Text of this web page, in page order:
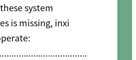
system
is missing, inxi